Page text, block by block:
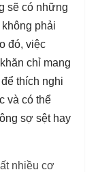
sẽ có những
phải
đó, việc
chỉ mang
thích nghi
và có thể
sợ sệt hay
nhiều cơ